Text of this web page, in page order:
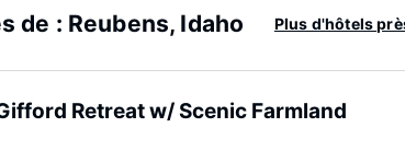
de : Reubens, Idaho Plus d'hôtels
Retreat w/ Scenic Farmland